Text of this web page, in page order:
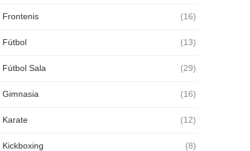
Frontenis (16)
Fútbol (13)
Fútbol Sala (29)
Gimnasia (16)
Karate (12)
Kickboxing (8)